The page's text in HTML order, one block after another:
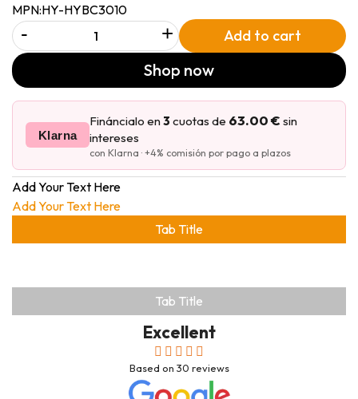
MPN:HY-HYBC3010
- + Add to cart
Shop now
Klarna
Fináncialo en3 cuotas de 63.00 € sin
intereses
con Klarna · +4% comisión por pago a plazos
Add Your Text Here
Add Your Text Here
Tab Title
Tab Title
Excellent
Based on 30 reviews